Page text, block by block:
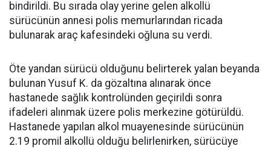
bindirildi. Bu sırada olay yerine gelen alkollü
sürücünün annesi polis memurlarından ricada
bulunarak araç kafesindeki oğluna su verdi.
Öte yandan sürücü olduğunu belirterek yalan beyanda
bulunan Yusuf K. da gözaltına alınarak önce
hastanede sağlık kontrolünden geçirildi sonra
ifadeleri alınmak üzere polis merkezine götürüldü.
Hastanede yapılan alkol muayenesinde sürücünün
2.19 promil alkollü olduğu belirlenirken, sürücüye